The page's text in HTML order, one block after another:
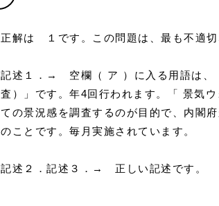
正解は １です。この問題は、最も不適切
記述１．→ 空欄（ ア ）に入る用語は、
査）」です。年4回行われます。「 景気
ての景況感を調査するのが目的で、内閣
のことです。毎月実施されています。
記述２．記述３．→ 正しい記述です。